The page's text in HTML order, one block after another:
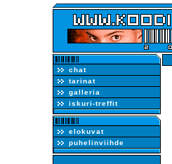
chat
tarinat
galleria
iskuri-treffit
elokuvat
puhelinviihde